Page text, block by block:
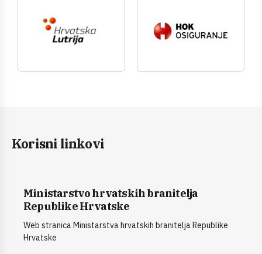
Korisni linkovi
Ministarstvo hrvatskih branitelja
Republike Hrvatske
Web stranica Ministarstva hrvatskih branitelja Republike
Hrvatske